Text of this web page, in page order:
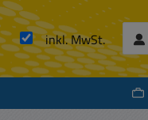
inkl. MwSt.